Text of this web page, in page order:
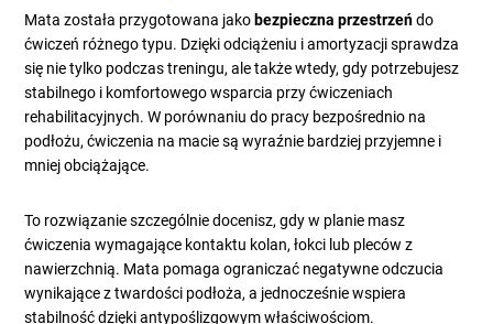
Mata została przygotowana jako bezpieczna przestrzeńdo
ćwiczeń różnego typu. Dzięki odciążeniu i amortyzacji sprawdza
się nie tylko podczas treningu, ale także wtedy, gdy potrzebujesz
stabilnego i komfortowego wsparcia przy ćwiczeniach
rehabilitacyjnych. W porównaniu do pracy bezpośrednio na
podłożu, ćwiczenia na macie są wyraźnie bardziej przyjemne i
mniej obciążające.
To rozwiązanie szczególnie docenisz, gdy w planie masz
ćwiczenia wymagające kontaktu kolan, łokci lub pleców z
nawierzchnią. Mata pomaga ograniczać negatywne odczucia
wynikające z twardości podłoża, a jednocześnie wspiera
stabilność dzięki antypoślizgowym właściwościom.